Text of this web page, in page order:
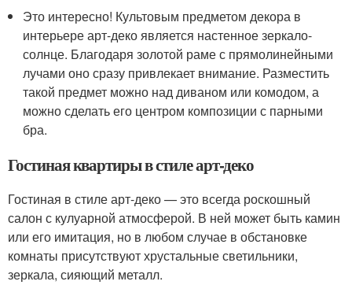
Это интересно! Культовым предметом декора в
интерьере арт-деко является настенное зеркало-
солнце. Благодаря золотой раме с прямолинейными
лучами оно сразу привлекает внимание. Разместить
такой предмет можно над диваном или комодом, а
можно сделать его центром композиции с парными
бра.
Гостиная квартиры в стиле арт-деко
Гостиная в стиле арт-деко — это всегда роскошный
салон с кулуарной атмосферой. В ней может быть камин
или его имитация, но в любом случае в обстановке
комнаты присутствуют хрустальные светильники,
зеркала, сияющий металл.